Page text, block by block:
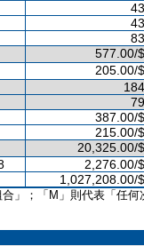
577.00/
205.00/
387.00/
215.00/
20,325.00/
2,276.00/
1,027,208.00/
」；「M」則代表「任何